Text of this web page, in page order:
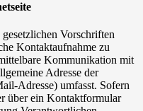
Vorschriften
Kontaktaufnahme zu
Kommunikation mit
Adresse der
Adresse) umfasst. Sofern
über ein Kontaktformular